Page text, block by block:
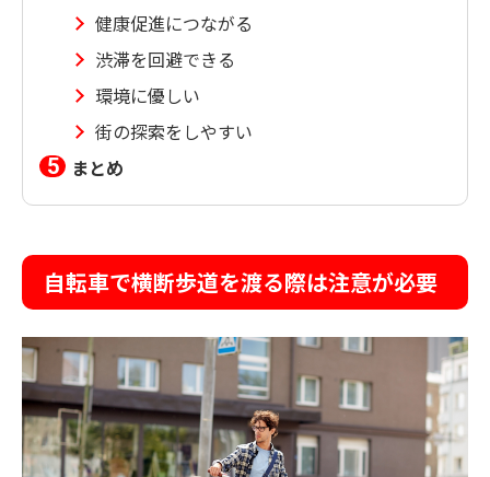
健康促進につながる
渋滞を回避できる
環境に優しい
街の探索をしやすい
まとめ
自転車で横断歩道を渡る際は注意が必要